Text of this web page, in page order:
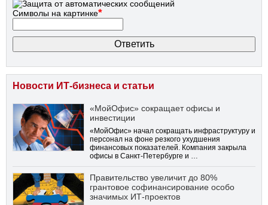
Символы на картинке*
Новости ИТ-бизнеса и статьи
«МойОфис» сокращает офисы и
инвестиции
«МойОфис» начал сокращать инфраструктуру и
персонал на фоне резкого ухудшения
финансовых показателей. Компания закрыла
офисы в Санкт-Петербурге и …
Правительство увеличит до 80%
грантовое софинансирование особо
значимых ИТ-проектов